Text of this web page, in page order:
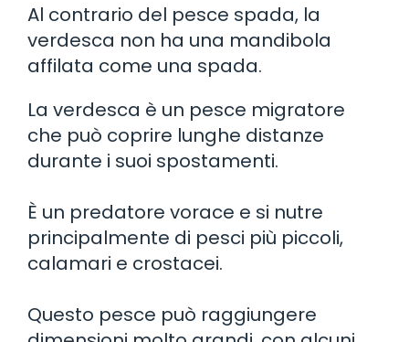
Al contrario del pesce spada, la
verdesca non ha una mandibola
affilata come una spada.
La verdesca è un pesce migratore
che può coprire lunghe distanze
durante i suoi spostamenti.
È un predatore vorace e si nutre
principalmente di pesci più piccoli,
calamari e crostacei.
Questo pesce può raggiungere